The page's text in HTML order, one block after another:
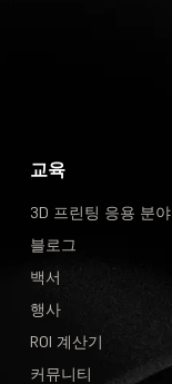
교육
3D 프린팅 응용 분야
블로그
백서
행사
ROI 계산기
커뮤니티